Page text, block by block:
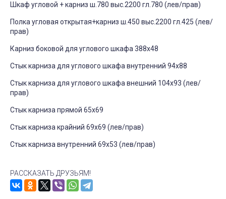
Шкаф угловой + карниз ш.780 выс.2200 гл.780 (лев/прав)
Полка угловая открытая+карниз ш.450 выс.2200 гл.425 (лев/
прав)
Карниз боковой для углового шкафа 388х48
Стык карниза для углового шкафа внутренний 94х88
Стык карниза для углового шкафа внешний 104х93 (лев/
прав)
Стык карниза прямой 65х69
Стык карниза крайний 69х69 (лев/прав)
Стык карниза внутренний 69х53 (лев/прав)
РАССКАЗАТЬ ДРУЗЬЯМ!